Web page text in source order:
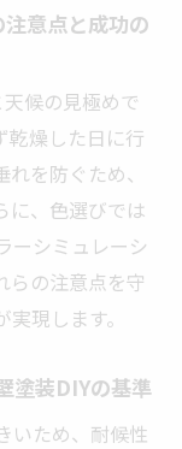
DIYの予算計
塗装DIYの工
く抑えるポ
イント
色選びのコツ
意点と成功の
候の見極めで
乾燥した日に行
を防ぐため、
に、色選びでは
ーシミュレーシ
らの注意点を守
現します。
塗装DIYの基準
いため、耐候性